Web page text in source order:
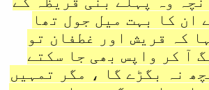
ان کا بہت میل جول تھا
کہ قریش اور غطفان تو
آ کر واپس بھی جا سکتے
نہ بگڑے گا ، مگر تمہیں